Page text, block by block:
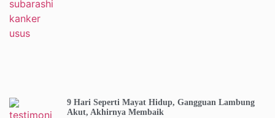
9 Hari Seperti Mayat Hidup, Gangguan Lambung
Akut, Akhirnya Membaik